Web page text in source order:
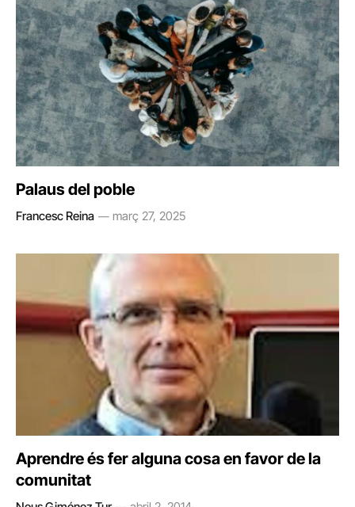
Palaus del poble
Francesc Reina març 27, 2025
Aprendre és fer alguna cosa en favor de la
comunitat